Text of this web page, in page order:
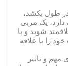
طول بکشد،
یک مربی
شوید و با
را با علاقه
و تاثیر